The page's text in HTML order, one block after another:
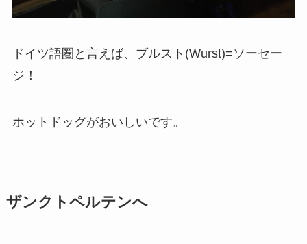
ドイツ語圏と言えば、ブルスト(Wurst)=ソーセー
ジ！
ホットドッグがおいしいです。
ザンクトペルテンへ